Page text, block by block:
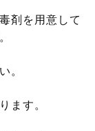
剤を用意して
。
ます。